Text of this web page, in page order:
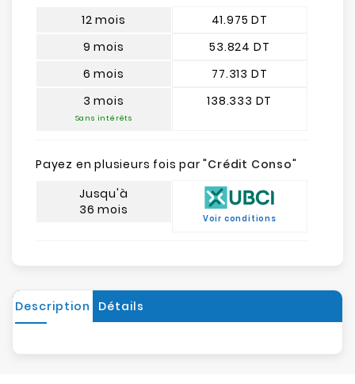
12 mois
9 mois
6 mois
3 mois
Sans intérêts
41.975 DT
53.824 DT
77.313 DT
138.333 DT
Payez en plusieurs fois par "Crédit Conso"
Jusqu'à
36 mois
Voir conditions
Description Détails